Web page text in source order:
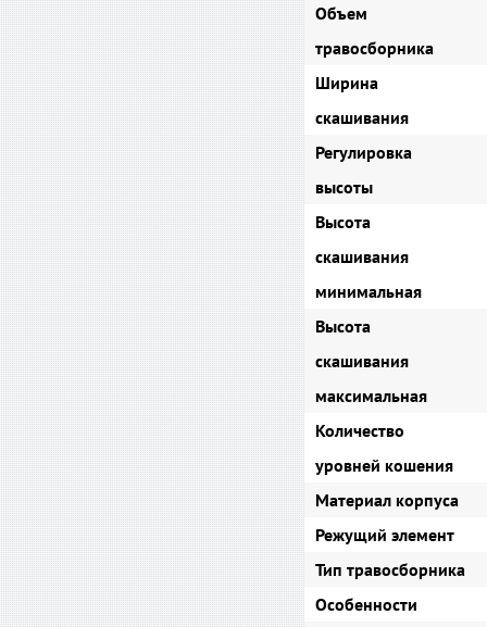
Объем
травосборника
Ширина
скашивания
Регулировка
высоты
Высота
скашивания
минимальная
Высота
скашивания
максимальная
Количество
уровней кошения
Материал корпуса
Режущий элемент
Тип травосборника
Особенности